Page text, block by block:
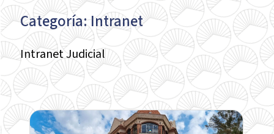
Categoría: Intranet
Intranet Judicial